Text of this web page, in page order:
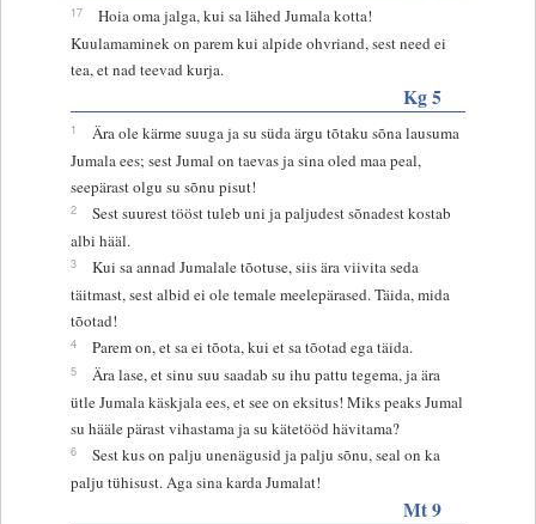
17
Hoia oma jalga, kui sa lähed Jumala kotta!
Kuulamaminek on parem kui alpide ohvriand, sest need ei
tea, et nad teevad kurja.
Kg 5
1
Ära ole kärme suuga ja su süda ärgu tõtaku sõna lausuma
Jumala ees; sest Jumal on taevas ja sina oled maa peal,
seepärast olgu su sõnu pisut!
2
Sest suurest tööst tuleb uni ja paljudest sõnadest kostab
albi hääl.
3
Kui sa annad Jumalale tõotuse, siis ära viivita seda
täitmast, sest albid ei ole temale meelepärased. Täida, mida
tõotad!
4 Parem on, et sa ei tõota, kui et sa tõotad ega täida.
5
Ära lase, et sinu suu saadab su ihu pattu tegema, ja ära
ütle Jumala käskjala ees, et see on eksitus! Miks peaks Jumal
su hääle pärast vihastama ja su kätetööd hävitama?
6
Sest kus on palju unenägusid ja palju sõnu, seal on ka
palju tühisust. Aga sina karda Jumalat!
Mt 9